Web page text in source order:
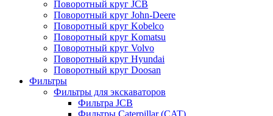
Поворотный круг JCB
Поворотный круг John-Deere
Поворотный круг Kobelco
Поворотный круг Komatsu
Поворотный круг Volvo
Поворотный круг Hyundai
Поворотный круг Doosan
Фильтры
Фильтры для экскаваторов
Фильтра JCB
Фильтры Caterpillar (CAT)